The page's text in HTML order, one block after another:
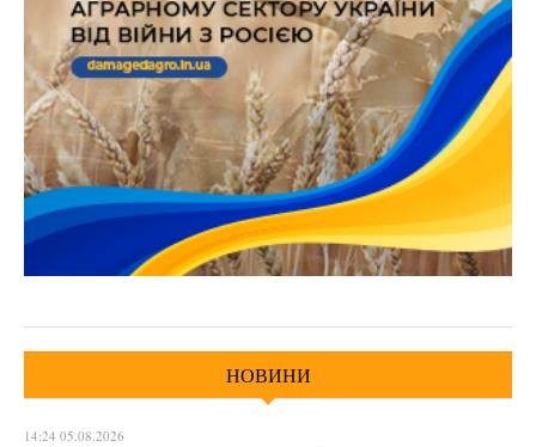
НОВИНИ
14:24 05.08.2026